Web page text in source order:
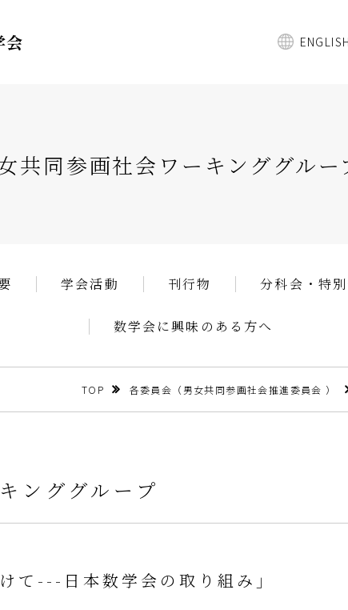
会 ENGLISH
共同参画社会ワーキンググルー
学会活動 刊行物 分科会・特
数学会に興味のある方へ
TOP 各委員会（男女共同参画社会推進委員会 ）
ンググループ
て---日本数学会の取り組み」